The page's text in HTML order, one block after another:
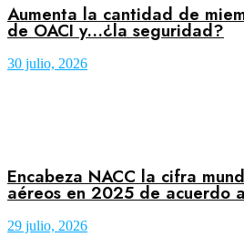
Aumenta la cantidad de
de OACI y…¿la seguridad?
30 julio, 2026
Encabeza NACC la cifra
aéreos en 2025 de acuerdo
29 julio, 2026